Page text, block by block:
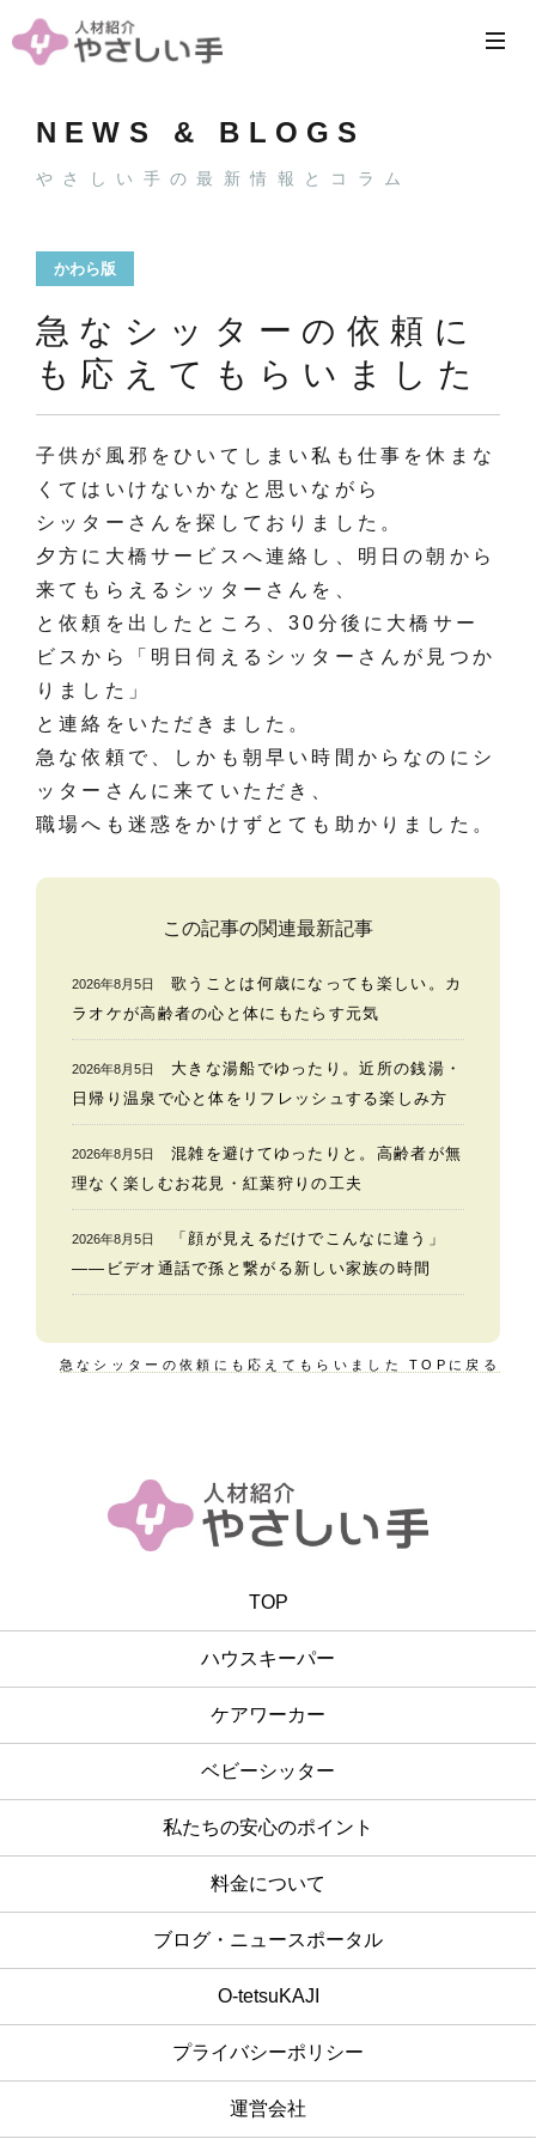
NEWS & BLOGS
やさしい手の最新情報とコラム
かわら版
急なシッターの依頼に
も応えてもらいました
子供が風邪をひいてしまい私も仕事を休まな
くてはいけないかなと思いながら
シッターさんを探しておりました。
夕方に大橋サービスへ連絡し、明日の朝から
来てもらえるシッターさんを、
と依頼を出したところ、30分後に大橋サー
ビスから「明日伺えるシッターさんが見つか
りました」
と連絡をいただきました。
急な依頼で、しかも朝早い時間からなのにシ
ッターさんに来ていただき、
職場へも迷惑をかけずとても助かりました。
この記事の関連最新記事
2026年8月5日
歌うことは何歳になっても楽しい。カ
ラオケが高齢者の心と体にもたらす元気
2026年8月5日
大きな湯船でゆったり。近所の銭湯・
日帰り温泉で心と体をリフレッシュする楽しみ方
2026年8月5日
混雑を避けてゆったりと。高齢者が無
理なく楽しむお花見・紅葉狩りの工夫
2026年8月5日
「顔が見えるだけでこんなに違う」
——ビデオ通話で孫と繋がる新しい家族の時間
急なシッターの依頼にも応えてもらいました TOPに戻る
TOP
ハウスキーパー
ケアワーカー
ベビーシッター
私たちの安心のポイント
料金について
ブログ・ニュースポータル
O-tetsuKAJI
プライバシーポリシー
運営会社